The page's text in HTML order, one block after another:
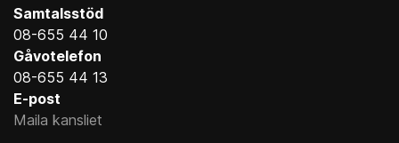
Samtalsstöd
08-655 44 10
Gåvotelefon
08-655 44 13
E-post
Maila kansliet